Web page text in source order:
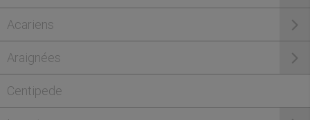
Acariens
Araignées
Centipede